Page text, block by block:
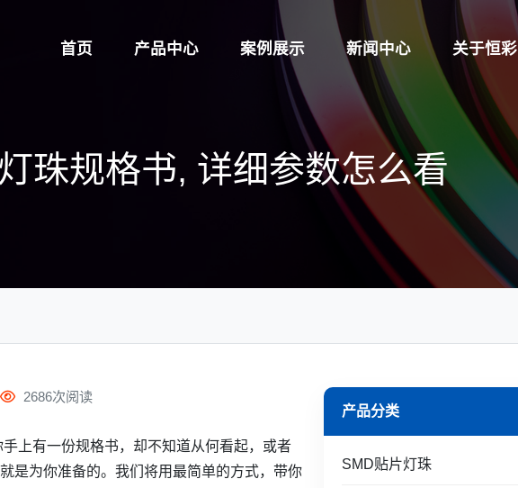
首页 产品中心 案例展示 新闻中心 关于恒彩
珠规格书, 详细参数怎么看
2686次阅读
上有一份规格书，却不知道从何看起，或者
是为你准备的。我们将用最简单的方式，带你
产品分类
SMD贴片灯珠